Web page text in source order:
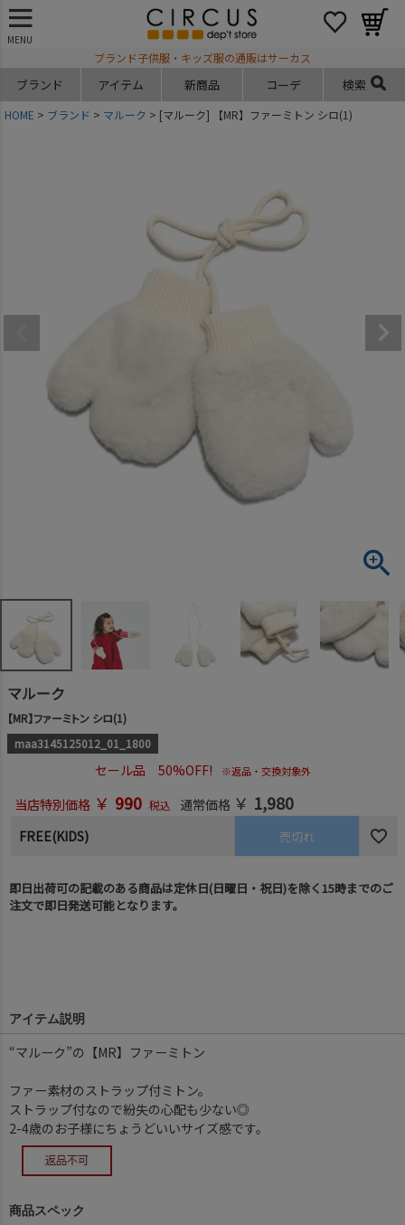
MENU
ブランド子供服・キッズ服の通販はサーカス
ブランド アイテム 新商品 コーデ 検索
HOME ブランド マルーク [マルーク] 【MR】ファーミトン シロ(1)
マルーク
【MR】ファーミトン シロ(1)
maa3145125012_01_1800
セール品 50%OFF! ※返品・交換対象外
当店特別価格 ￥ 990 税込 通常価格 ￥ 1,980
FREE(KIDS) 売切れ
即日出荷可の記載のある商品は定休日(日曜日・祝日)を除く15時までのご
注文で即日発送可能となります。
アイテム説明
“マルーク”の【MR】ファーミトン
ファー素材のストラップ付ミトン。
ストラップ付なので紛失の心配も少ない◎
2-4歳のお子様にちょうどいいサイズ感です。
商品スペック